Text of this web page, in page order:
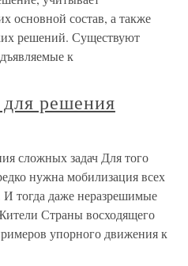
основной состав, а также
решений. Существуют
к
решения
сложных задач Для того
нужна мобилизация всех
тогда даже неразрешимые
Страны восходящего
упорного движения к